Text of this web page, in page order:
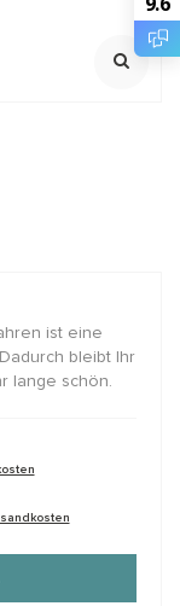
ist eine
bleibt Ihr
lange schön.